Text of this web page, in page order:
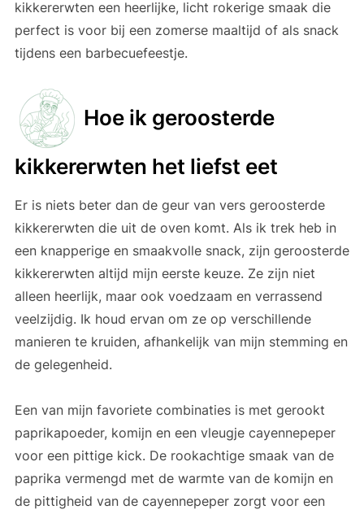
kikkererwten een heerlijke, licht rokerige smaak die
perfect is voor bij een zomerse maaltijd of als snack
tijdens een barbecuefeestje.
Hoe ik geroosterde
kikkererwten het liefst eet
Er is niets beter dan de geur van vers geroosterde
kikkererwten die uit de oven komt. Als ik trek heb in
een knapperige en smaakvolle snack, zijn geroosterde
kikkererwten altijd mijn eerste keuze. Ze zijn niet
alleen heerlijk, maar ook voedzaam en verrassend
veelzijdig. Ik houd ervan om ze op verschillende
manieren te kruiden, afhankelijk van mijn stemming en
de gelegenheid.
Een van mijn favoriete combinaties is met gerookt
paprikapoeder, komijn en een vleugje cayennepeper
voor een pittige kick. De rookachtige smaak van de
paprika vermengd met de warmte van de komijn en
de pittigheid van de cayennepeper zorgt voor een